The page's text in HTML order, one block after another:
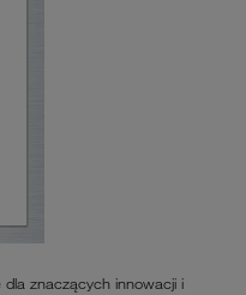
dla znaczących innowacji i